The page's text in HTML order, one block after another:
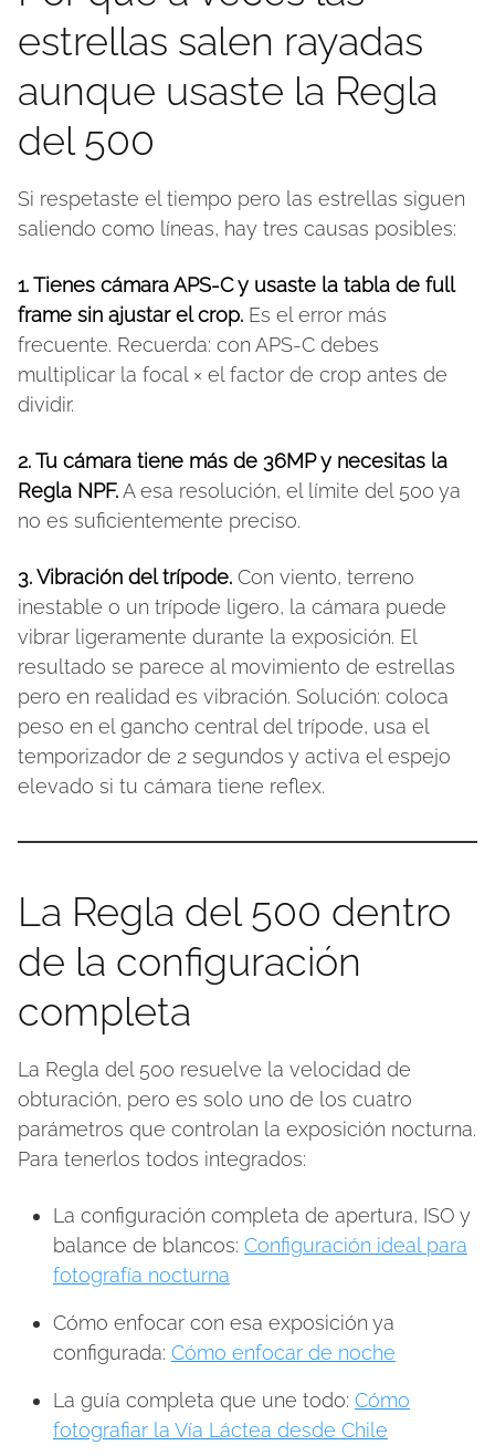
estrellas salen rayadas
aunque usaste la Regla
del 500
Si respetaste el tiempo pero las estrellas siguen
saliendo como líneas, hay tres causas posibles:
1. Tienes cámara APS-C y usaste la tabla de full
frame sin ajustar el crop. Es el error más
frecuente. Recuerda: con APS-C debes
multiplicar la focal × el factor de crop antes de
dividir.
2. Tu cámara tiene más de 36MP y necesitas la
Regla NPF.A esa resolución, el límite del 500 ya
no es suficientemente preciso.
3. Vibración del trípode. Con viento, terreno
inestable o un trípode ligero, la cámara puede
vibrar ligeramente durante la exposición. El
resultado se parece al movimiento de estrellas
pero en realidad es vibración. Solución: coloca
peso en el gancho central del trípode, usa el
temporizador de 2 segundos y activa el espejo
elevado si tu cámara tiene reflex.
La Regla del 500 dentro
de la configuración
completa
La Regla del 500 resuelve la velocidad de
obturación, pero es solo uno de los cuatro
parámetros que controlan la exposición nocturna.
Para tenerlos todos integrados:
La configuración completa de apertura, ISO y
balance de blancos: Configuración ideal para
fotografía nocturna
Cómo enfocar con esa exposición ya
configurada: Cómo enfocar de noche
La guía completa que une todo: Cómo
fotografiar la Vía Láctea desde Chile